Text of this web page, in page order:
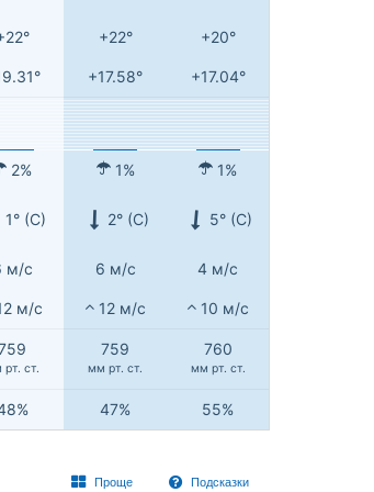
+22° +20°
+17.58° +17.04°
2% 1% 1%
1° (С) 2° (С) 5° (С)
м/с 6 м/с 4 м/с
м/с 12 м/с 10 м/с
ст.
759
мм рт. ст.
760
мм рт. ст.
47% 55%
Проще Подсказки